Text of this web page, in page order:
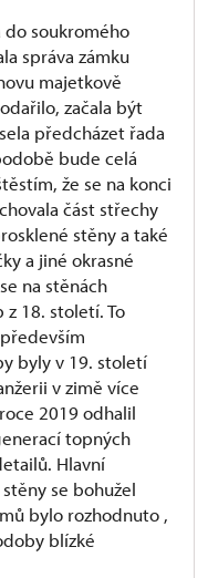
do soukromého
správa zámku
majetkově
začala být
předcházet řada
bude celá
že se na konci
část střechy
stěny a také
a jiné okrasné
na stěnách
18. století. To
byly v 19. století
v zimě více
2019 odhalil
topných
Hlavní
se bohužel
bylo rozhodnuto ,
blízké